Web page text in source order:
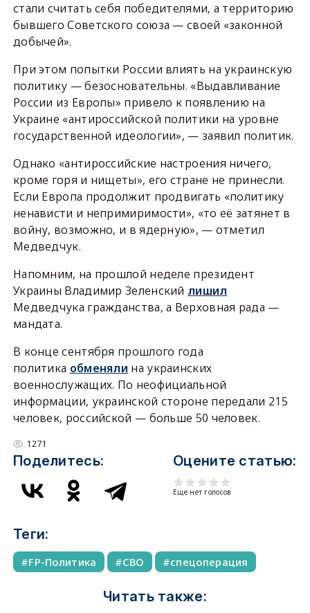
стали считать себя победителями, а территорию
бывшего Советского союза — своей «законной
добычей».
При этом попытки России влиять на украинскую
политику — безосновательны. «Выдавливание
России из Европы» привело к появлению на
Украине «антироссийской политики на уровне
государственной идеологии», — заявил политик.
Однако «антироссийские настроения ничего,
кроме горя и нищеты», его стране не принесли.
Если Европа продолжит продвигать «политику
ненависти и непримиримости», «то её затянет в
войну, возможно, и в ядерную», — отметил
Медведчук.
Напомним, на прошлой неделе президент
Украины Владимир Зеленский лишил
Медведчука гражданства, а Верховная рада —
мандата.
В конце сентября прошлого года
политика обменяли на украинских
военнослужащих. По неофициальной
информации, украинской стороне передали 215
человек, российской — больше 50 человек.
1271
Поделитесь: Оцените статью:
Еще нет голосов
Теги:
FP-Политика СВО спецоперация
Читать также: